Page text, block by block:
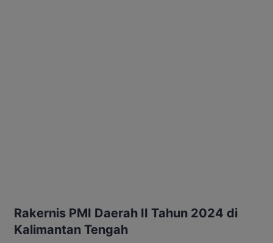
Rakernis PMI Daerah II Tahun 2024 di
Kalimantan Tengah